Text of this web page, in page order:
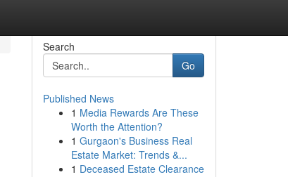
Search
Go
Published News
1 Media Rewards Are These
Worth the Attention?
1 Gurgaon's Business Real
Estate Market: Trends &...
1 Deceased Estate Clearance